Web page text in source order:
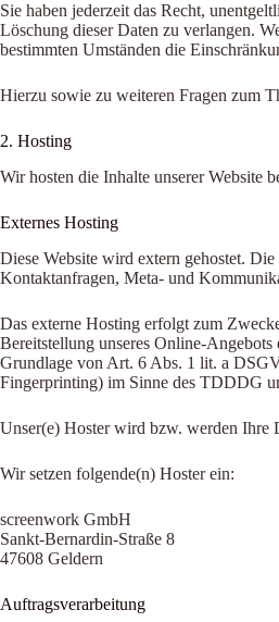
Sie haben jederzeit das Recht,
Löschung dieser Daten zu verlangen.
bestimmten Umständen die
Hierzu sowie zu weiteren Fragen zum
2. Hosting
Wir hosten die Inhalte unserer Website
Externes Hosting
Diese Website wird extern gehostet.
Kontaktanfragen, Meta- und
Das externe Hosting erfolgt zum
Bereitstellung unseres Online-
Grundlage von Art. 6 Abs. 1 lit. a
Fingerprinting) im Sinne des TDDDG
Unser(e) Hoster wird bzw. werden Ihre
Wir setzen folgende(n) Hoster ein:
screenwork GmbH
Sankt-Bernardin-Straße 8
47608 Geldern
Auftragsverarbeitung